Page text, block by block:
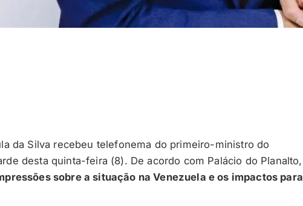
da Silva recebeu telefonema do primeiro-ministro do
desta quinta-feira (8). De acordo com Palácio do Planalto,
sobre a situação na Venezuela e os impactos para